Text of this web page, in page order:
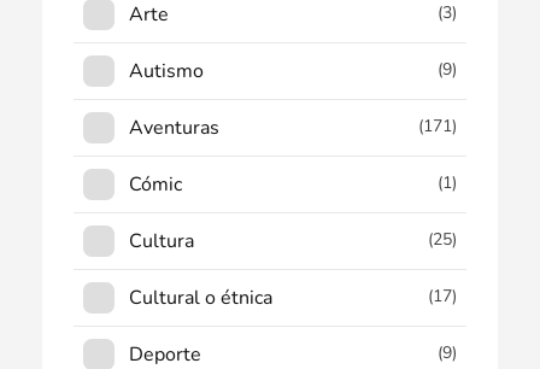
Arte (3)
Autismo (9)
Aventuras (171)
Cómic (1)
Cultura (25)
Cultural o étnica (17)
Deporte (9)